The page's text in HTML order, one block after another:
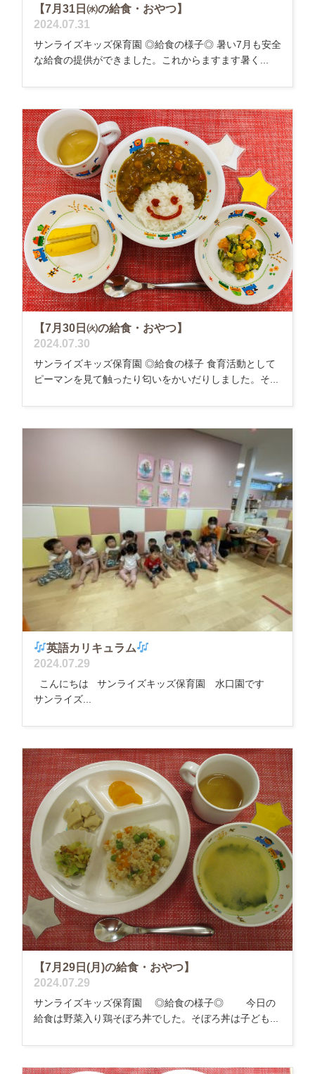
【7月31日㈬の給食・おやつ】
2024.07.31
サンライズキッズ保育園 ◎給食の様子◎ 暑い7月も安全
な給食の提供ができました。これからますます暑く...
【7月30日㈫の給食・おやつ】
2024.07.30
サンライズキッズ保育園 ◎給食の様子 食育活動として
ピーマンを見て触ったり匂いをかいだりしました。そ...
英語カリキュラム
2024.07.29
こんにちは サンライズキッズ保育園 水口園です
サンライズ...
【7月29日(月)の給食・おやつ】
2024.07.29
サンライズキッズ保育園 ◎給食の様子◎ 今日の
給食は野菜入り鶏そぼろ丼でした。そぼろ丼は子ども...